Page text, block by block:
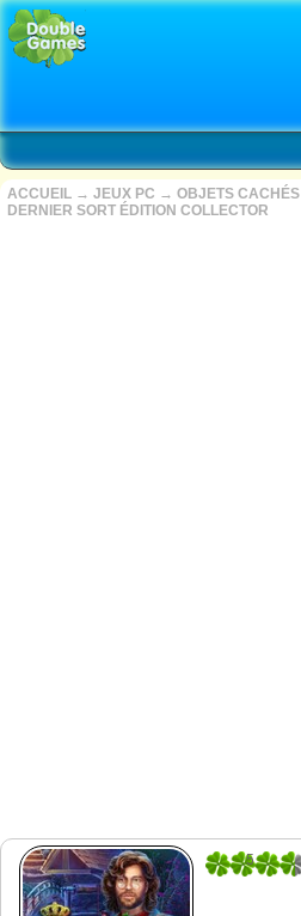
ACCUEIL → JEUX PC → OBJETS CACHÉS
DERNIER SORT ÉDITION COLLECTOR
5